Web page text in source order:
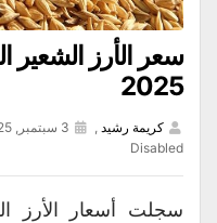
2025
كريمة رشيد ,
Disabled
سجلت أسعار الأرز